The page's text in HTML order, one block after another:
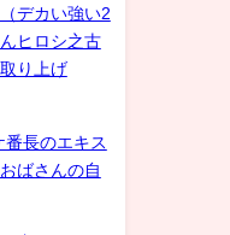
デカい強い2
ヒロシ之古
り上げ
長のエキス
ばさんの自